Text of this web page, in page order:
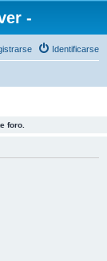
-
Identificarse
foro.